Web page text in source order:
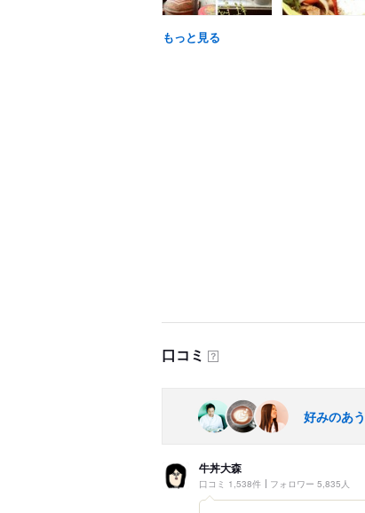
もっと見る
口コミ ？
好みのあ
牛丼大森
口コミ 1,538件 フォロワー 5,835人